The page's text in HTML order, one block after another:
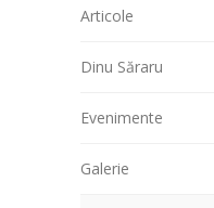
Articole
Dinu Săraru
Evenimente
Galerie